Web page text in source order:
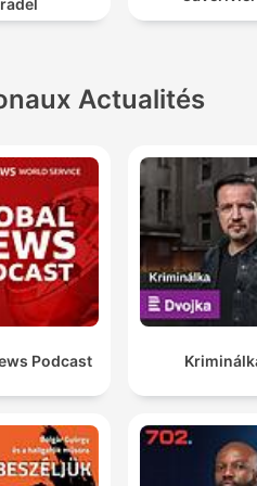
Actualités
Podcast